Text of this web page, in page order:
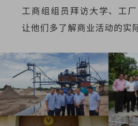
工商组组员拜访大学、工厂
让他们多了解商业活动的实